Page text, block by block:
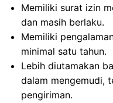
Memiliki surat izin
dan masih berlaku.
Memiliki
minimal satu tahun.
Lebih diutamakan
dalam mengemudi,
pengiriman.